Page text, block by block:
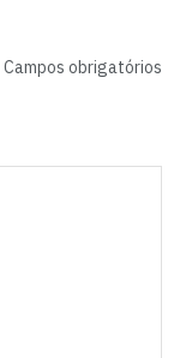
Campos obrigatórios